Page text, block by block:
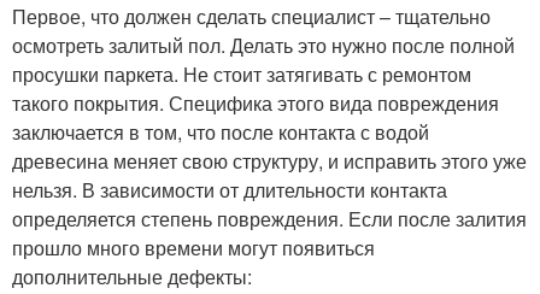
Первое, что должен сделать специалист – тщательно
осмотреть залитый пол. Делать это нужно после полной
просушки паркета. Не стоит затягивать с ремонтом
такого покрытия. Специфика этого вида повреждения
заключается в том, что после контакта с водой
древесина меняет свою структуру, и исправить этого уже
нельзя. В зависимости от длительности контакта
определяется степень повреждения. Если после залития
прошло много времени могут появиться
дополнительные дефекты: